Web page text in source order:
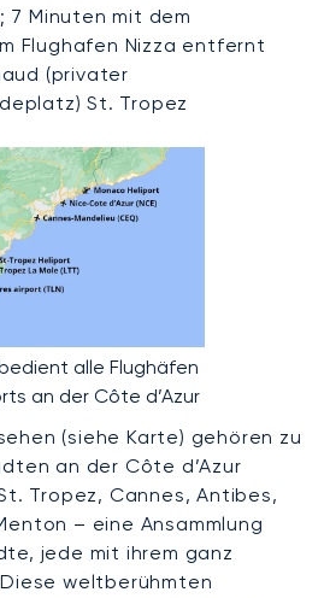
7 Minuten mit dem
Flughafen Nizza entfernt
(privater
St. Tropez
alle Flughäfen
an der Côte d’Azur
(siehe Karte) gehören zu
an der Côte d’Azur
Tropez, Cannes, Antibes,
– eine Ansammlung
jede mit ihrem ganz
weltberühmten